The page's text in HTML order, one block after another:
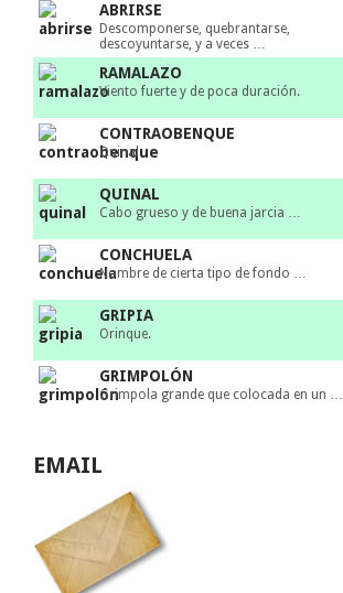
ABRIRSE
Descomponerse, quebrantarse,
descoyuntarse, y a veces …
RAMALAZO
Viento fuerte y de poca duración.
CONTRAOBENQUE
Quinal.
QUINAL
Cabo grueso y de buena jarcia …
CONCHUELA
Nombre de cierta tipo de fondo …
GRIPIA
Orinque.
GRIMPOLÓN
Grimpola grande que colocada en un …
EMAIL